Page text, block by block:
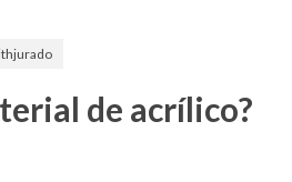
de acrílico?